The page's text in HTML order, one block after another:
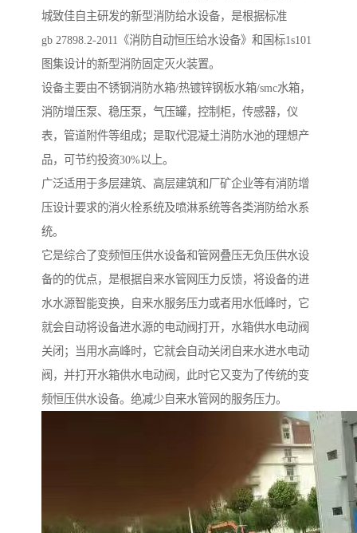
城致佳自主研发的新型消防给水设备，是根据标准
gb 27898.2-2011《消防自动恒压给水设备》和国标1s101
图集设计的新型消防固定灭火装置。
设备主要由不锈钢消防水箱/热镀锌钢板水箱/smc水箱，
消防增压泵、稳压泵，气压罐，控制柜，传感器，仪
表，管道附件等组成；是取代混凝土消防水池的理想产
品，可节约投资30%以上。
广泛适用于多层建筑、高层建筑和厂矿企业等有消防增
压设计要求的消火栓系统及喷淋系统等各类消防给水系
统。
它是综合了变频恒压供水设备和管网叠压无负压供水设
备的的优点，是根据自来水管网压力反馈，将设备的进
水水源智能变换，自来水服务压力或者用水低峰时，它
就会自动将设备进水源的电动阀打开，水箱供水电动阀
关闭；当用水高峰时，它就会自动关闭自来水进水电动
阀，并打开水箱供水电动阀，此时它又变为了传统的变
频恒压供水设备。绝减少自来水管网的服务压力。